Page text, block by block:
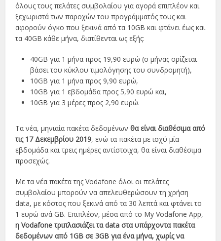
όλους τους πελάτες συμβολαίου για αγορά επιπλέον και
ξεχωριστά των παροχών του προγράμματός τους και
αφορούν όγκο που ξεκινά από τα 10GB και φτάνει έως και
τα 40GB κάθε μήνα, διατίθενται ως εξής:
40GB για 1 μήνα προς 19,90 ευρώ (ο μήνας ορίζεται
βάσει του κύκλου τιμολόγησης του συνδρομητή),
10GB για 1 μήνα προς 9,90 ευρώ,
10GB για 1 εβδομάδα προς 5,90 ευρώ και,
10GB για 3 μέρες προς 2,90 ευρώ.
Τα νέα, μηνιαία πακέτα δεδομένων θα είναι διαθέσιμα από
τις 17 Δεκεμβρίου 2019, ενώ τα πακέτα με ισχύ μία
εβδομάδα και τρεις ημέρες αντίστοιχα, θα είναι διαθέσιμα
προσεχώς.
Με τα νέα πακέτα της Vodafone όλοι οι πελάτες
συμβολαίου μπορούν να απελευθερώσουν τη χρήση
data, με κόστος που ξεκινά από τα 30 λεπτά και φτάνει το
1 ευρώ ανά GΒ. Επιπλέον, μέσα από το My Vodafone App,
η Vodafone τριπλασιάζει τα data στα υπάρχοντα πακέτα
δεδομένων από 1GB σε 3GΒ για ένα μήνα, χωρίς να